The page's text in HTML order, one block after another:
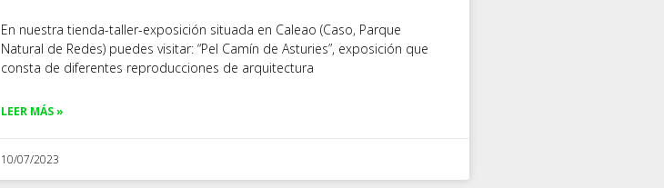
En nuestra tienda-taller-exposición situada en Caleao (Caso, Parque
Natural de Redes) puedes visitar: “Pel Camín de Asturies”, exposición que
consta de diferentes reproducciones de arquitectura
LEER MÁS »
10/07/2023